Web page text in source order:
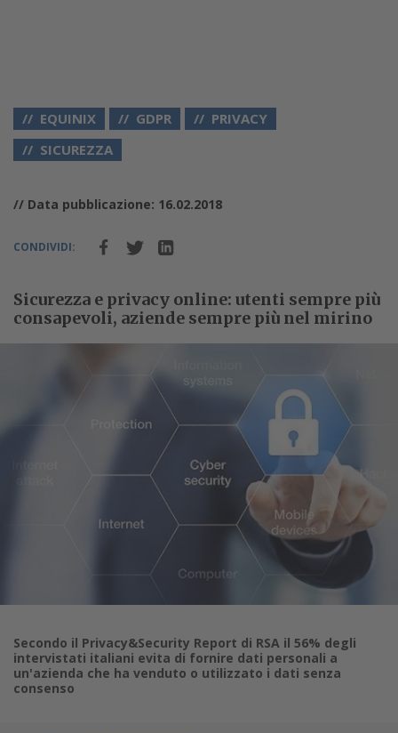
EQUINIX GDPR
PRIVACY
SICUREZZA
// Data pubblicazione: 16.02.2018
CONDIVIDI:
Sicurezza e privacy online: utenti sempre più
consapevoli, aziende sempre più nel mirino
Secondo il Privacy&Security Report di RSA il 56% degli
intervistati italiani evita di fornire dati personali a
un'azienda che ha venduto o utilizzato i dati senza
consenso